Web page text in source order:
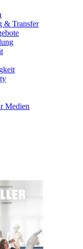
& Transfer
Medien